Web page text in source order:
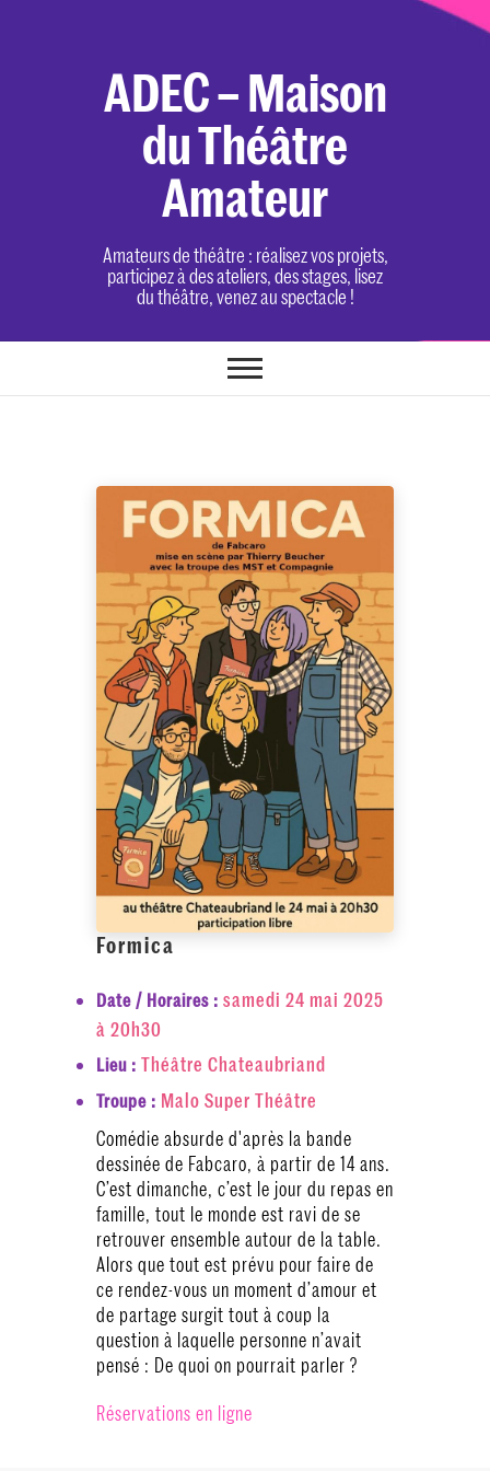
ADEC – Maison
du Théâtre
Amateur
Amateurs de théâtre : réalisez vos projets,
participez à des ateliers, des stages, lisez
du théâtre, venez au spectacle !
Formica
Date / Horaires : samedi 24 mai 2025
à 20h30
Lieu : Théâtre Chateaubriand
Troupe : Malo Super Théâtre
Comédie absurde d'après la bande
dessinée de Fabcaro, à partir de 14 ans.
C’est dimanche, c’est le jour du repas en
famille, tout le monde est ravi de se
retrouver ensemble autour de la table.
Alors que tout est prévu pour faire de
ce rendez-vous un moment d’amour et
de partage surgit tout à coup la
question à laquelle personne n’avait
pensé : De quoi on pourrait parler ?
Réservations en ligne